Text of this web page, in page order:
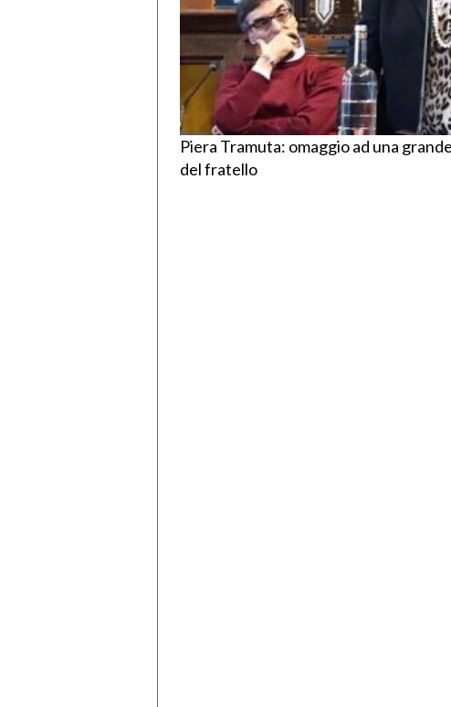
Piera Tramuta: omaggio ad una
del fratello